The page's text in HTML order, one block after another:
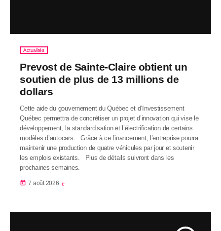
Actualités
Prevost de Sainte-Claire obtient un
soutien de plus de 13 millions de
dollars
Cette aide du gouvernement du Québec et d’Investissement
Québec permettra de concrétiser un projet d’innovation qui vise le
développement, la standardisation et l’électrification de certains
modèles d’autocars. Grâce à ce financement, l’entreprise pourra
maintenir une production de quatre véhicules par jour et soutenir
les emplois existants. Plus de détails suivront dans les
prochaines semaines.
today 7 août 2026